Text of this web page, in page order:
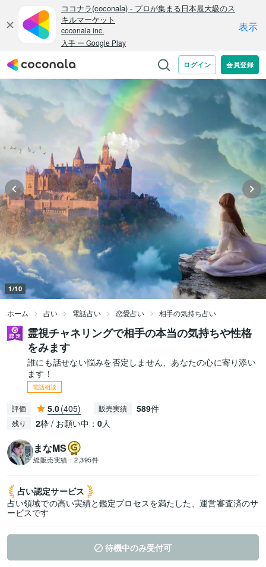
1/10
ホーム 占い 電話占い 恋愛占い 相手の気持ち占い
霊視チャネリングで相手の本当の気持ちや性格
をみます
誰にも話せない悩みを否定しません、あなたの心に寄り添い
ます！
電話相談
評価 5.0(405) 販売実績 589件
残り 2枠 / お願い中： 0人
まなMS
総販売実績： 2,395件
占い認定サービス
占い領域での高い実績と鑑定プロセスを満たした、運営審査済のサ
ービスです
待機中のみ受付可